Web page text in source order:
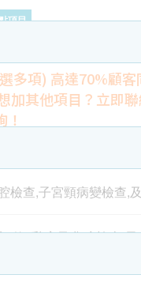
項目
限女士
(只限女士) 重點項目
胞檢查
查(手觸)
多項) 高達70%顧
加其他項目？立即
凝血酵素原時間、部份凝
檢查,子宮頸病變檢查,
估,乳房及盆腔檢查,子